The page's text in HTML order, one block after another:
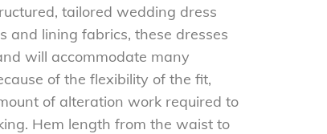
tailored wedding dress
and lining fabrics, these dresses
will accommodate many
of the flexibility of the fit,
of alteration work required to
Hem length from the waist to